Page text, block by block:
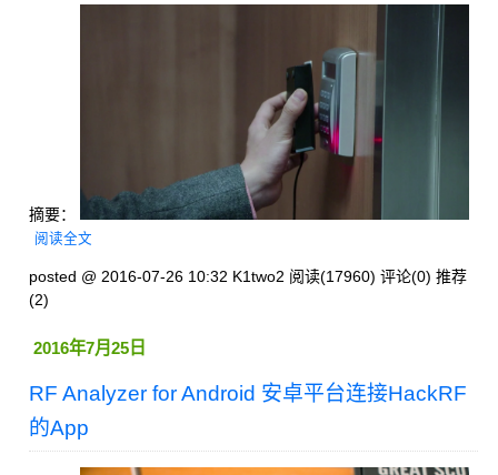
摘要：
阅读全文
posted @ 2016-07-26 10:32 K1two2 阅读(17960) 评论(0) 推荐
(2)
2016年7月25日
RF Analyzer for Android 安卓平台连接HackRF
的App